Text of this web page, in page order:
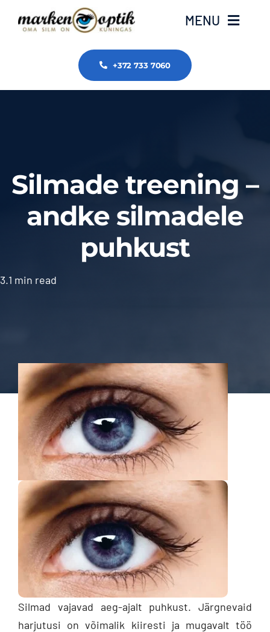
MENU
Tasub teada
Tooted ja teenused
Kontakt
+372 733 7060
Silmade treening –
andke silmadele
puhkust
3.1 min read
Silmad vajavad aeg-ajalt puhkust. Järgnevaid
harjutusi on võimalik kiiresti ja mugavalt töö